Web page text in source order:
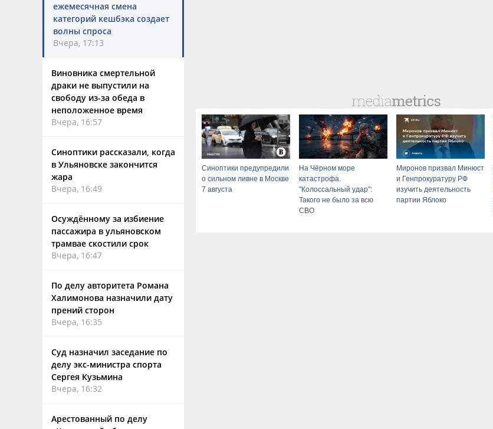
ежемесячная смена
категорий кешбэка создает
волны спроса
Вчера, 17:13
Виновника смертельной
драки не выпустили на
свободу из-за обеда в
неположенное время
Вчера, 16:57
Синоптики рассказали, когда
в Ульяновске закончится
жара
Вчера, 16:49
Осуждённому за избиение
пассажира в ульяновском
трамвае скостили срок
Вчера, 16:47
По делу авторитета Романа
Халимонова назначили дату
прений сторон
Вчера, 16:35
Суд назначил заседание по
делу экс-министра спорта
Сергея Кузьмина
Вчера, 16:32
Арестованный по делу
Синоптики предупредили
о сильном ливне в Москве
7 августа
На Чёрном море
катастрофа.
"Колоссальный удар":
Такого не было за всю
СВО
Миронов призвал Минюст
и Генпрокуратуру РФ
изучить деятельность
партии Яблоко